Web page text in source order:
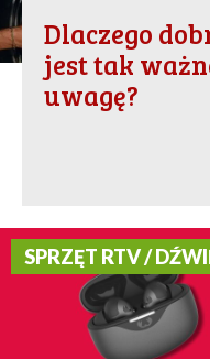
Dlaczego
jest tak
uwagę?
SPRZĘT RTV /